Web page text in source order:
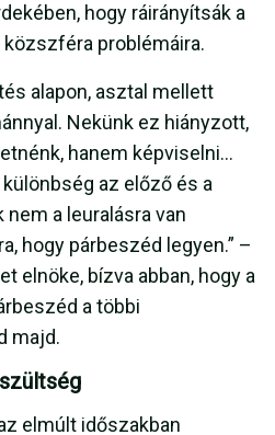
hogy ráirányítsák a
problémáira.
alapon, asztal mellett
Nekünk ez hiányzott,
hanem képviselni…
az előző és a
a leuralásra van
hogy párbeszéd legyen.” –
elnöke, bízva abban, hogy a
a többi
majd.
elmúlt időszakban